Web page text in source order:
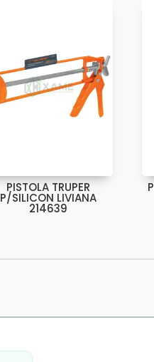
PISTOLA TRUPER
P/SILICON LIVIANA
214639